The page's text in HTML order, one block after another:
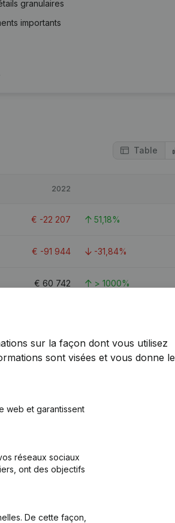
granulaires
importants
Table
2022
€ -22 207 51,18%
€ -91 944 -31,84%
€ 60 742 > 1000%
sur la façon dont vous utilisez
sont visées et vous donne le
web et garantissent
réseaux sociaux
ont des objectifs
De cette façon,